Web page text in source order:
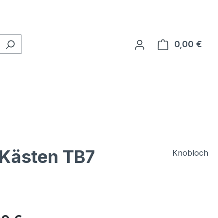
0,00 €
TB7 Knobloch